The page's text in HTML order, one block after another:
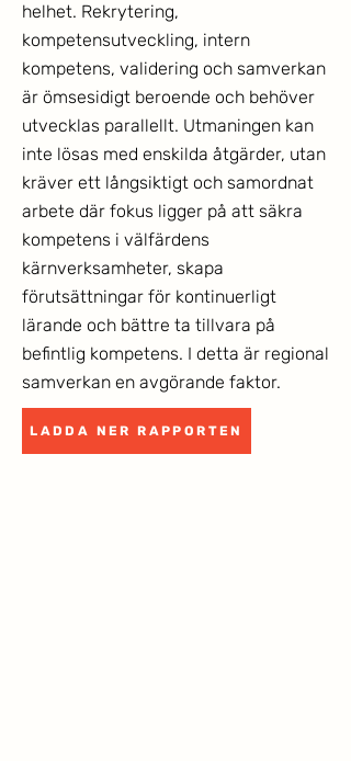
helhet. Rekrytering,
kompetensutveckling, intern
kompetens, validering och samverkan
är ömsesidigt beroende och behöver
utvecklas parallellt. Utmaningen kan
inte lösas med enskilda åtgärder, utan
kräver ett långsiktigt och samordnat
arbete där fokus ligger på att säkra
kompetens i välfärdens
kärnverksamheter, skapa
förutsättningar för kontinuerligt
lärande och bättre ta tillvara på
befintlig kompetens. I detta är regional
samverkan en avgörande faktor.
LADDA NER RAPPORTEN